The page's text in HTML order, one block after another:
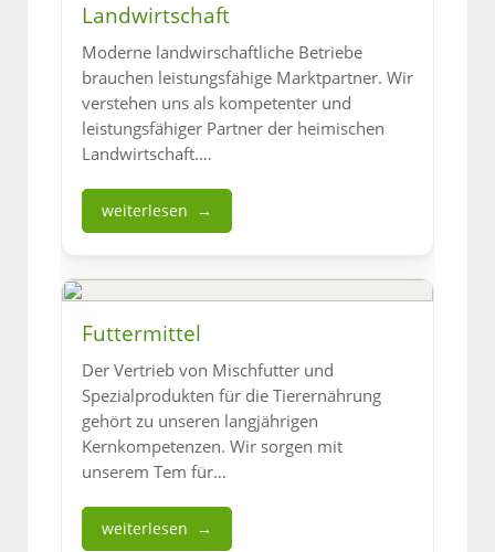
Landwirtschaft
Moderne landwirschaftliche Betriebe
brauchen leistungsfähige Marktpartner. Wir
verstehen uns als kompetenter und
leistungsfähiger Partner der heimischen
Landwirtschaft.…
weiterlesen
Futtermittel
Der Vertrieb von Mischfutter und
Spezialprodukten für die Tierernährung
gehört zu unseren langjährigen
Kernkompetenzen. Wir sorgen mit
unserem Tem für…
weiterlesen